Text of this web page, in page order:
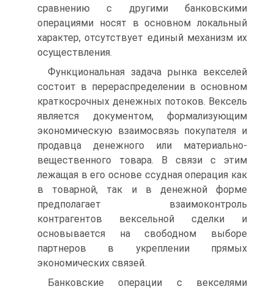
сравнению с другими банковскими
операциями носят в основном локальный
характер, отсутствует единый механизм их
осуществления.
Функциональная задача рынка векселей
состоит в перераспределении в основном
краткосрочных денежных потоков. Вексель
является документом, формализующим
экономическую взаимосвязь покупателя и
продавца денежного или материально-
вещественного товара. В связи с этим
лежащая в его основе ссудная операция как
в товарной, так и в денежной форме
предполагает взаимоконтроль
контрагентов вексельной сделки и
основывается на свободном выборе
партнеров в укреплении прямых
экономических связей.
Банковские операции с векселями